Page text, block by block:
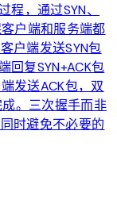
，通过SYN、
户端和服务端都
户端发送SYN包
回复SYN+ACK包
发送ACK包，双
成。三次握手而非
时避免不必要的